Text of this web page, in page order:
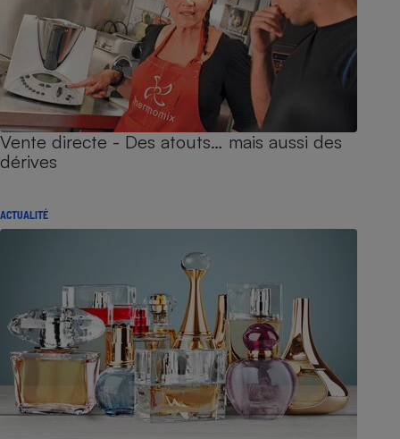
Vente directe - Des atouts… mais aussi des
dérives
ACTUALITÉ